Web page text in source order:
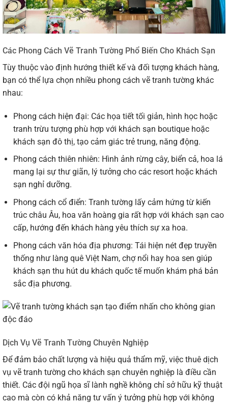
Các Phong Cách Vẽ Tranh Tường Phổ Biến Cho Khách Sạn
Tùy thuộc vào định hướng thiết kế và đối tượng khách hàng,
bạn có thể lựa chọn nhiều phong cách vẽ tranh tường khác
nhau:
Phong cách hiện đại: Các họa tiết tối giản, hình học hoặc
tranh trừu tượng phù hợp với khách sạn boutique hoặc
khách sạn đô thị, tạo cảm giác trẻ trung, năng động.
Phong cách thiên nhiên: Hình ảnh rừng cây, biển cả, hoa lá
mang lại sự thư giãn, lý tưởng cho các resort hoặc khách
sạn nghỉ dưỡng.
Phong cách cổ điển: Tranh tường lấy cảm hứng từ kiến
trúc châu Âu, hoa văn hoàng gia rất hợp với khách sạn cao
cấp, hướng đến khách hàng yêu thích sự xa hoa.
Phong cách văn hóa địa phương: Tái hiện nét đẹp truyền
thống như làng quê Việt Nam, chợ nổi hay hoa sen giúp
khách sạn thu hút du khách quốc tế muốn khám phá bản
sắc địa phương.
Dịch Vụ Vẽ Tranh Tường Chuyên Nghiệp
Để đảm bảo chất lượng và hiệu quả thẩm mỹ, việc thuê dịch
vụ vẽ tranh tường cho khách sạn chuyên nghiệp là điều cần
thiết. Các đội ngũ họa sĩ lành nghề không chỉ sở hữu kỹ thuật
cao mà còn có khả năng tư vấn ý tưởng phù hợp với không